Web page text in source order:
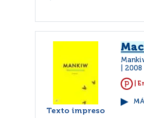
Texto impreso
2008
|